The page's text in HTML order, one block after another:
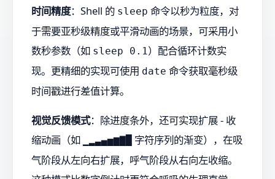
时间精度：Shell 的 sleep 命令以秒为粒度，对
于需要亚秒级精度或平滑动画的场景，可采用小
数秒参数（如 sleep 0.1）配合循环计数实
现。更精细的实现可使用 date 命令获取毫秒级
时间戳进行差值计算。
视觉反馈模式：除进度条外，还可实现扩展 - 收
缩动画（如
▁▂▃▄▅▆▇█
字符序列的渐变），在吸
气阶段从左向右扩展，呼气阶段从右向左收缩。